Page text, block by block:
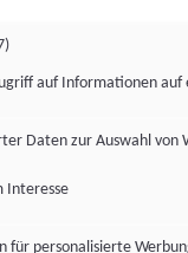
auf Informationen auf
Daten zur Auswahl von
Interesse
für personalisierte